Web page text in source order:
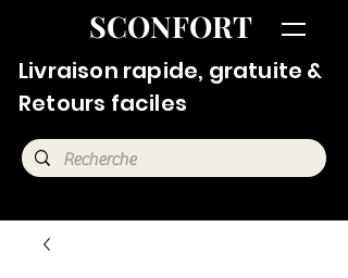
SCONFORT
Livraison rapide, gratuite &
Retours faciles